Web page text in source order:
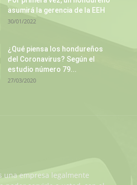
asumirá la gerencia de la EEH
30/01/2022
¿Qué piensa los hondureños
del Coronavirus? Según el
estudio número 79...
27/03/2020
una empresa legalmente